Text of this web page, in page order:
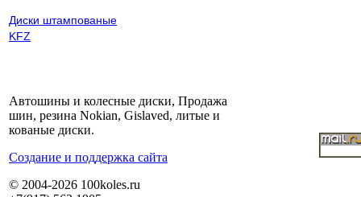
Диски штампованые
KFZ
Автошины и колесные диски, Продажа
шин, резина Nokian, Gislaved, литые и
кованые диски.
Cоздание и поддержка сайта
© 2004-2026 100koles.ru